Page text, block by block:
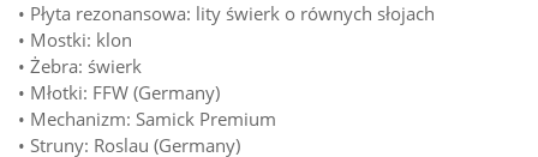
• Płyta rezonansowa: lity świerk o równych słojach
• Mostki: klon
• Żebra: świerk
• Młotki: FFW (Germany)
• Mechanizm: Samick Premium
• Struny: Roslau (Germany)